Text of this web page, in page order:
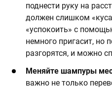
поднести руку на
должен слишком
«успокоить» с
немного пригасит, но
разгорятся, и можно
Меняйте шампуры
важно не только